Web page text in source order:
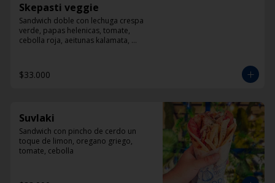
Skepasti veggie
Sandwich doble con lechuga crespa
verde, papas helenicas, tomate,
cebolla roja, aeitunas kalamata,
$33.000
Suvlaki
Sandwich con pincho de cerdo un
toque de limon, oregano griego,
tomate, cebolla